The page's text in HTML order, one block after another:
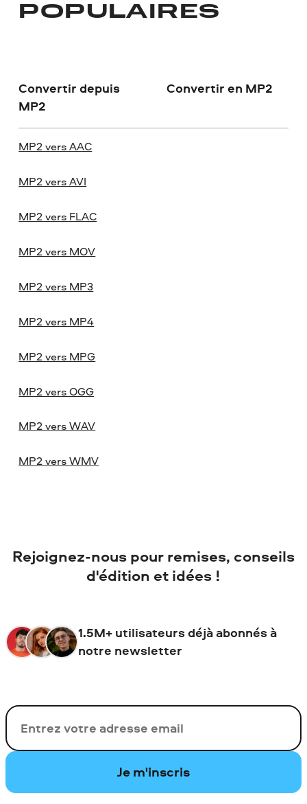
POPULAIRES
Convertir depuis
MP2
Convertir en MP2
MP2 vers AAC
MP2 vers AVI
MP2 vers FLAC
MP2 vers MOV
MP2 vers MP3
MP2 vers MP4
MP2 vers MPG
MP2 vers OGG
MP2 vers WAV
MP2 vers WMV
Rejoignez-nous pour remises, conseils
d'édition et idées !
1.5M+ utilisateurs déjà abonnés à
notre newsletter
Votre adresse de messagerie
Je m'inscris